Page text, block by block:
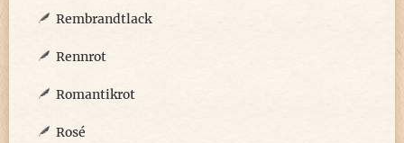
Rembrandtlack
Rennrot
Romantikrot
Rosé